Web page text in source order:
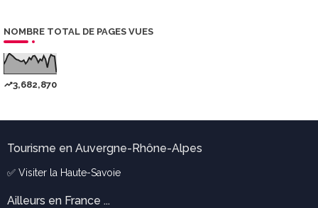
NOMBRE TOTAL DE PAGES VUES
3,682,870
Tourisme en Auvergne-Rhône-Alpes
✅ Visiter la Haute-Savoie
Ailleurs en France ...